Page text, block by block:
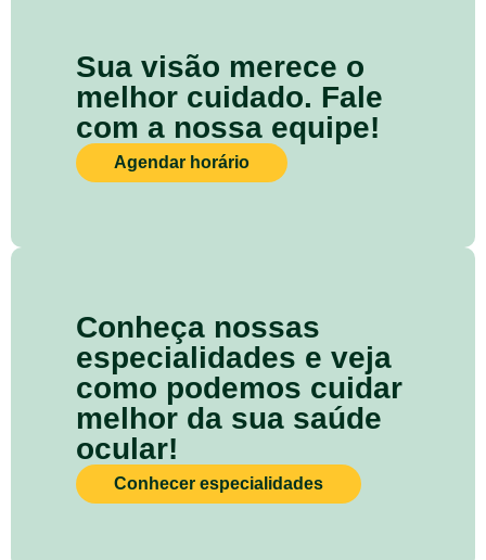
Sua visão merece o
melhor cuidado. Fale
com a nossa equipe!
Agendar horário
Conheça nossas
especialidades e veja
como podemos cuidar
melhor da sua saúde
ocular!
Conhecer especialidades